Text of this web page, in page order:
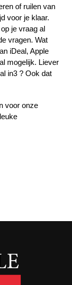
of ruilen van
voor je klaar.
je vraag al
vragen. Wat
iDeal, Apple
mogelijk. Liever
in3 ? Ook dat
voor onze